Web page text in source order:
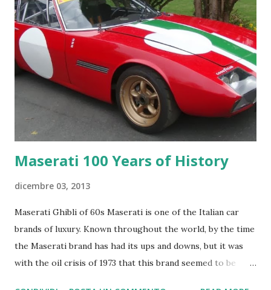
retro del biglietto o sul sito web di Lottomatica. Lotto:
Probabilità di vincita più bassa: Le probabilità di vincere al
Lotto sono molto più basse rispetto ai Gratta e Vinci.
Premi più alti: In compenso, i premi del Lotto possono
essere molto più sostanziosi, arrivando a milioni di euro.
Conclusione: Se cerchi la soddisfazione immediata di
vincere qualcosa, anche se di piccolo valore, i Gr...
Maserati 100 Years of History
dicembre 03, 2013
Maserati Ghibli of 60s Maserati is one of the Italian car
brands of luxury. Known throughout the world, by the time
the Maserati brand has had its ups and downs, but it was
with the oil crisis of 1973 that this brand seemed to be